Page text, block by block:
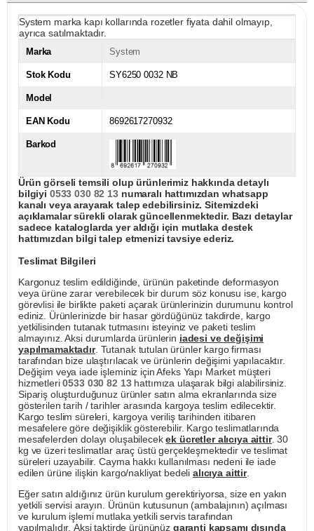
System marka kapı kollarında rozetler fiyata dahil olmayıp,
ayrıca satılmaktadır.
Marka System
Stok Kodu SY6250 0032 NB
Model
EAN Kodu 8692617270932
Barkod
Ürün görseli temsili olup ürünlerimiz hakkında detaylı
bilgiyi 0533 030 82 13numaralı hattımızdan whatsapp
kanalı veya arayarak talep edebilirsiniz. Sitemizdeki
açıklamalar sürekli olarak güncellenmektedir. Bazı detaylar
sadece kataloglarda yer aldığı için mutlaka destek
hattımızdan bilgi talep etmenizi tavsiye ederiz.
Teslimat Bilgileri
Kargonuz teslim edildiğinde, ürünün paketinde deformasyon
veya ürüne zarar verebilecek bir durum söz konusu ise, kargo
görevlisi ile birlikte paketi açarak ürünlerinizin durumunu kontrol
ediniz. Ürünlerinizde bir hasar gördüğünüz takdirde, kargo
yetkilisinden tutanak tutmasını isteyiniz ve paketi teslim
almayınız. Aksi durumlarda ürünlerin iadesi ve değişimi
yapılmamaktadır. Tutanak tutulan ürünler kargo firması
tarafından bize ulaştırılacak ve ürünlerin değişimi yapılacaktır.
Değişim veya iade işleminiz için Afeks Yapı Market müşteri
hizmetleri0533 030 82 13hattımıza ulaşarak bilgi alabilirsiniz.
Sipariş oluşturduğunuz ürünler satın alma ekranlarında size
gösterilen tarih / tarihler arasında kargoya teslim edilecektir.
Kargo teslim süreleri, kargoya veriliş tarihinden itibaren
mesafelere göre değişiklik gösterebilir. Kargo teslimatlarında
mesafelerden dolayı oluşabilecekek ücretler alıcıya aittir. 30
kg ve üzeri teslimatlar araç üstü gerçekleşmektedir ve teslimat
süreleri uzayabilir. Cayma hakkı kullanılması nedeni ile iade
edilen ürüne ilişkin kargo/nakliyat bedeli alıcıya aittir.
Eğer satın aldığınız ürün kurulum gerektiriyorsa, size en yakın
yetkili servisi arayın. Ürünün kutusunun (ambalajının) açılması
ve kurulum işlemi mutlaka yetkili servis tarafından
yapılmalıdır. Aksi taktirde ürününüz garanti kapsamı dışında